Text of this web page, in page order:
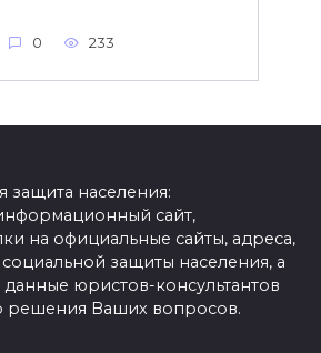
0 233
защита населения:
сайт,
на официальные сайты, адреса,
защиты населения, а
юристов-консультантов
решения Ваших вопросов.